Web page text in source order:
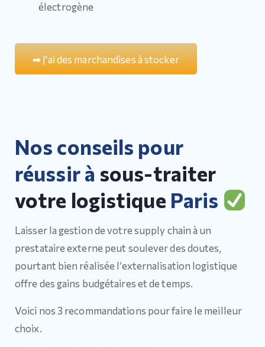
électrogène
➡J'aidesmarchandisesàstocker
Nos conseils pour
réussir à sous-traiter
votre logistique Paris
Laisser la gestion de votre supply chain à un
prestataire externe peut soulever des doutes,
pourtant bien réalisée l’externalisation logistique
offre des gains budgétaires et de temps.
Voici nos 3 recommandations pour faire le meilleur
choix.